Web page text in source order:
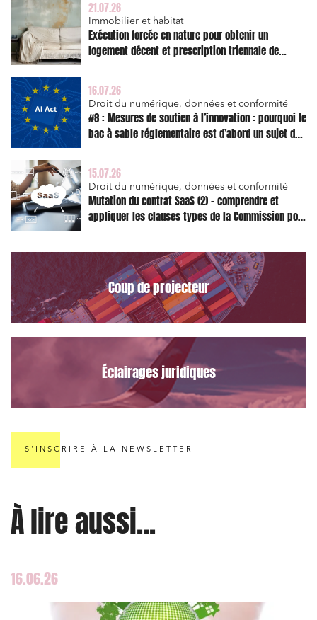
21.07.26
Immobilier et habitat
Exécution forcée en nature pour obtenir un
logement décent et prescription triennale de
16.07.26
Droit du numérique, données et conformité
#8 : Mesures de soutien à l’innovation : pourquoi le
bac à sable réglementaire est d’abord un sujet de
15.07.26
Droit du numérique, données et conformité
Mutation du contrat SaaS (2) – comprendre et
appliquer les clauses types de la Commission pour
Coup de projecteur
Éclairages juridiques
S'INSCRIRE À LA NEWSLETTER
À lire aussi...
16.06.26
Relations commerciales et contrats
solidaire
Immobilier et habitat
Règlement des litiges